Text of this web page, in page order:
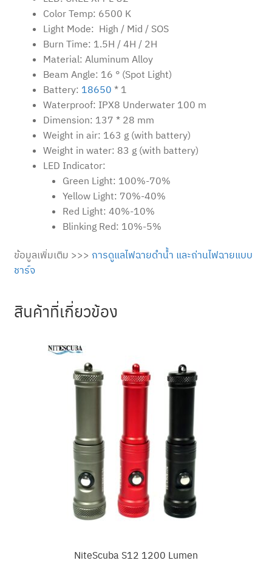
Color Temp: 6500 K
Light Mode: High / Mid / SOS
Burn Time: 1.5H / 4H / 2H
Material: Aluminum Alloy
Beam Angle: 16 ° (Spot Light)
Battery: 18650 * 1
Waterproof: IPX8 Underwater 100 m
Dimension: 137 * 28 mm
Weight in air: 163 g (with battery)
Weight in water: 83 g (with battery)
LED Indicator:
Green Light: 100%-70%
Yellow Light: 70%-40%
Red Light: 40%-10%
Blinking Red: 10%-5%
ข้อมูลเพิ่มเติม >>> การดูแลไฟฉายดำน้ำ และถ่านไฟฉายแบบ
ชาร์จ
สินค้าที่เกี่ยวข้อง
NiteScuba S12 1200 Lumen